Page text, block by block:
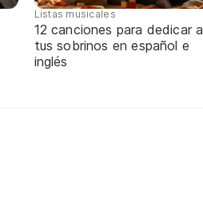
Listas musicales
12 canciones para dedicar a
tus sobrinos en español e
inglés